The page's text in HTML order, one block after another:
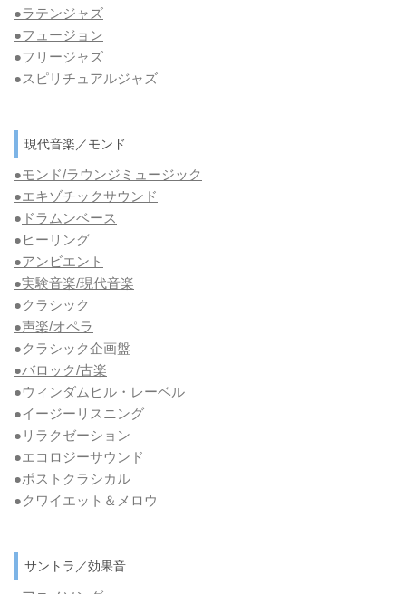
●ラテンジャズ
●フュージョン
●フリージャズ
●スピリチュアルジャズ
現代音楽／モンド
●モンド/ラウンジミュージック
●エキゾチックサウンド
● ドラムンベース
●ヒーリング
●アンビエント
●実験音楽/現代音楽
●クラシック
●声楽/オペラ
●クラシック企画盤
●バロック/古楽
●ウィンダムヒル・レーベル
●イージーリスニング
●リラクゼーション
●エコロジーサウンド
●ポストクラシカル
●クワイエット＆メロウ
サントラ／効果音